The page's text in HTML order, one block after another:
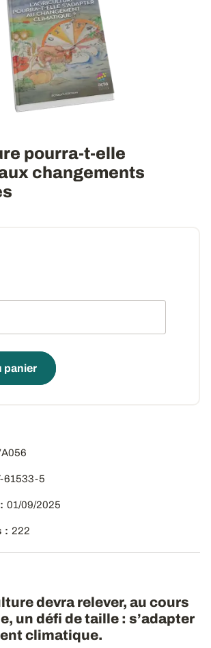
pourra-t-elle
changements
panier
61533-5
01/09/2025
222
devra relever, au cours
un défi de taille : s’adapter
climatique.